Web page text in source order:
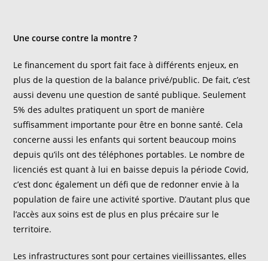
Une course contre la montre ?
Le financement du sport fait face à différents enjeux, en
plus de la question de la balance privé/public. De fait, c’est
aussi devenu une question de santé publique. Seulement
5% des adultes pratiquent un sport de manière
suffisamment importante pour être en bonne santé. Cela
concerne aussi les enfants qui sortent beaucoup moins
depuis qu’ils ont des téléphones portables. Le nombre de
licenciés est quant à lui en baisse depuis la période Covid,
c’est donc également un défi que de redonner envie à la
population de faire une activité sportive. D’autant plus que
l’accès aux soins est de plus en plus précaire sur le
territoire.
Les infrastructures sont pour certaines vieillissantes, elles